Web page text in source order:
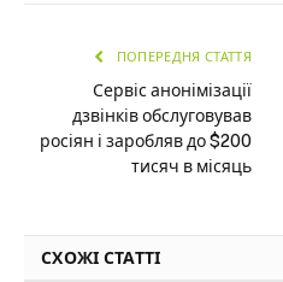
ПОПЕРЕДНЯ СТАТТЯ
Сервіс анонімізації
дзвінків обслуговував
росіян і заробляв до $200
тисяч в місяць
СХОЖІ СТАТТІ